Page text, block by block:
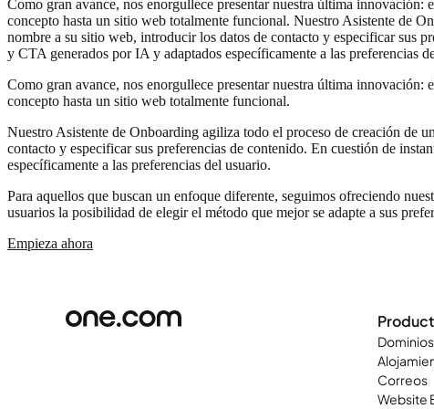
Como gran avance, nos enorgullece presentar nuestra última
concepto hasta un sitio web totalmente funcional. Nuestro Asistente de
nombre a su sitio web, introducir los datos de contacto y especificar sus
y CTA generados por IA y adaptados específicamente a las preferencias
Como gran avance, nos enorgullece presentar nuestra última
concepto hasta un sitio web totalmente funcional.
Nuestro Asistente de Onboarding agiliza todo el proceso de creación de
contacto y especificar sus preferencias de contenido. En cuestión de
específicamente a las preferencias del usuario.
Para aquellos que buscan un enfoque diferente, seguimos ofreciendo
usuarios la posibilidad de elegir el método que mejor se adapte a sus
Empieza ahora
Dominios
Correos
Website